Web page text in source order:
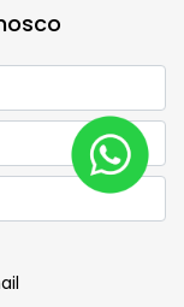
concordo em